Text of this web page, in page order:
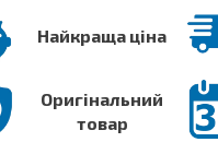
Найкраща ціна
Оригінальний
товар